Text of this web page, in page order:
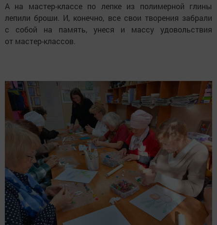
А на мастер-классе по лепке из полимерной глины
лепили броши. И, конечно, все свои творения забрали
с собой на память, унеся и массу удовольствия
от мастер-классов.